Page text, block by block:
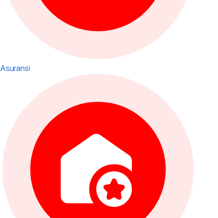
Asuransi